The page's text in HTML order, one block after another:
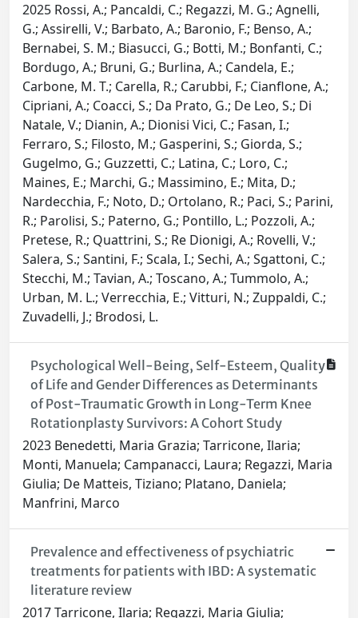
2025 Rossi, A.; Pancaldi, C.; Regazzi, M. G.; Agnelli,
G.; Assirelli, V.; Barbato, A.; Baronio, F.; Benso, A.;
Bernabei, S. M.; Biasucci, G.; Botti, M.; Bonfanti, C.;
Bordugo, A.; Bruni, G.; Burlina, A.; Candela, E.;
Carbone, M. T.; Carella, R.; Carubbi, F.; Cianflone, A.;
Cipriani, A.; Coacci, S.; Da Prato, G.; De Leo, S.; Di
Natale, V.; Dianin, A.; Dionisi Vici, C.; Fasan, I.;
Ferraro, S.; Filosto, M.; Gasperini, S.; Giorda, S.;
Gugelmo, G.; Guzzetti, C.; Latina, C.; Loro, C.;
Maines, E.; Marchi, G.; Massimino, E.; Mita, D.;
Nardecchia, F.; Noto, D.; Ortolano, R.; Paci, S.; Parini,
R.; Parolisi, S.; Paterno, G.; Pontillo, L.; Pozzoli, A.;
Pretese, R.; Quattrini, S.; Re Dionigi, A.; Rovelli, V.;
Salera, S.; Santini, F.; Scala, I.; Sechi, A.; Sgattoni, C.;
Stecchi, M.; Tavian, A.; Toscano, A.; Tummolo, A.;
Urban, M. L.; Verrecchia, E.; Vitturi, N.; Zuppaldi, C.;
Zuvadelli, J.; Brodosi, L.
Psychological Well-Being, Self-Esteem, Quality
of Life and Gender Differences as Determinants
of Post-Traumatic Growth in Long-Term Knee
Rotationplasty Survivors: A Cohort Study
2023 Benedetti, Maria Grazia; Tarricone, Ilaria;
Monti, Manuela; Campanacci, Laura; Regazzi, Maria
Giulia; De Matteis, Tiziano; Platano, Daniela;
Manfrini, Marco
Prevalence and effectiveness of psychiatric
treatments for patients with IBD: A systematic
literature review
2017 Tarricone, Ilaria; Regazzi, Maria Giulia;